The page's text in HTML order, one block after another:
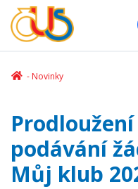
Novinky
podávání
Můj klub